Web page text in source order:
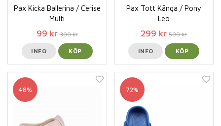
Pax Kicka Ballerina / Cerise
Multi
99 kr 300 kr
INFO KÖP
Pax Tott Känga / Pony
Leo
299 kr 500 kr
INFO KÖP
48% 72%